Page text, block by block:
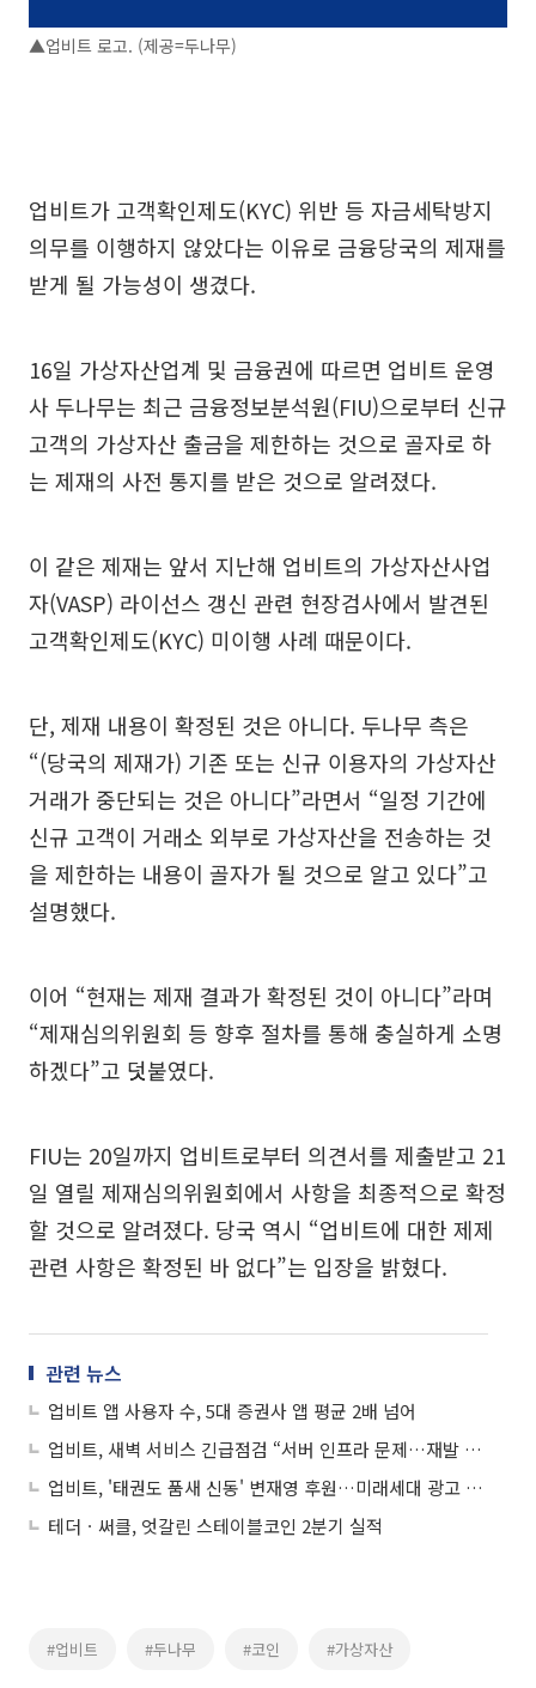
▲업비트 로고. (제공=두나무)
업비트가 고객확인제도(KYC) 위반 등 자금세탁방지
의무를 이행하지 않았다는 이유로 금융당국의 제재를
받게 될 가능성이 생겼다.
16일 가상자산업계 및 금융권에 따르면 업비트 운영
사 두나무는 최근 금융정보분석원(FIU)으로부터 신규
고객의 가상자산 출금을 제한하는 것으로 골자로 하
는 제재의 사전 통지를 받은 것으로 알려졌다.
이 같은 제재는 앞서 지난해 업비트의 가상자산사업
자(VASP) 라이선스 갱신 관련 현장검사에서 발견된
고객확인제도(KYC) 미이행 사례 때문이다.
단, 제재 내용이 확정된 것은 아니다. 두나무 측은
“(당국의 제재가) 기존 또는 신규 이용자의 가상자산
거래가 중단되는 것은 아니다”라면서 “일정 기간에
신규 고객이 거래소 외부로 가상자산을 전송하는 것
을 제한하는 내용이 골자가 될 것으로 알고 있다”고
설명했다.
이어 “현재는 제재 결과가 확정된 것이 아니다”라며
“제재심의위원회 등 향후 절차를 통해 충실하게 소명
하겠다”고 덧붙였다.
FIU는 20일까지 업비트로부터 의견서를 제출받고 21
일 열릴 제재심의위원회에서 사항을 최종적으로 확정
할 것으로 알려졌다. 당국 역시 “업비트에 대한 제제
관련 사항은 확정된 바 없다”는 입장을 밝혔다.
관련 뉴스
업비트 앱 사용자 수, 5대 증권사 앱 평균 2배 넘어
업비트, 새벽 서비스 긴급점검 “서버 인프라 문제…재발 방지 최선 다할 것”
업비트, '태권도 품새 신동' 변재영 후원…미래세대 광고 캠페인
테더ㆍ써클, 엇갈린 스테이블코인 2분기 실적
#업비트 #두나무 #코인 #가상자산